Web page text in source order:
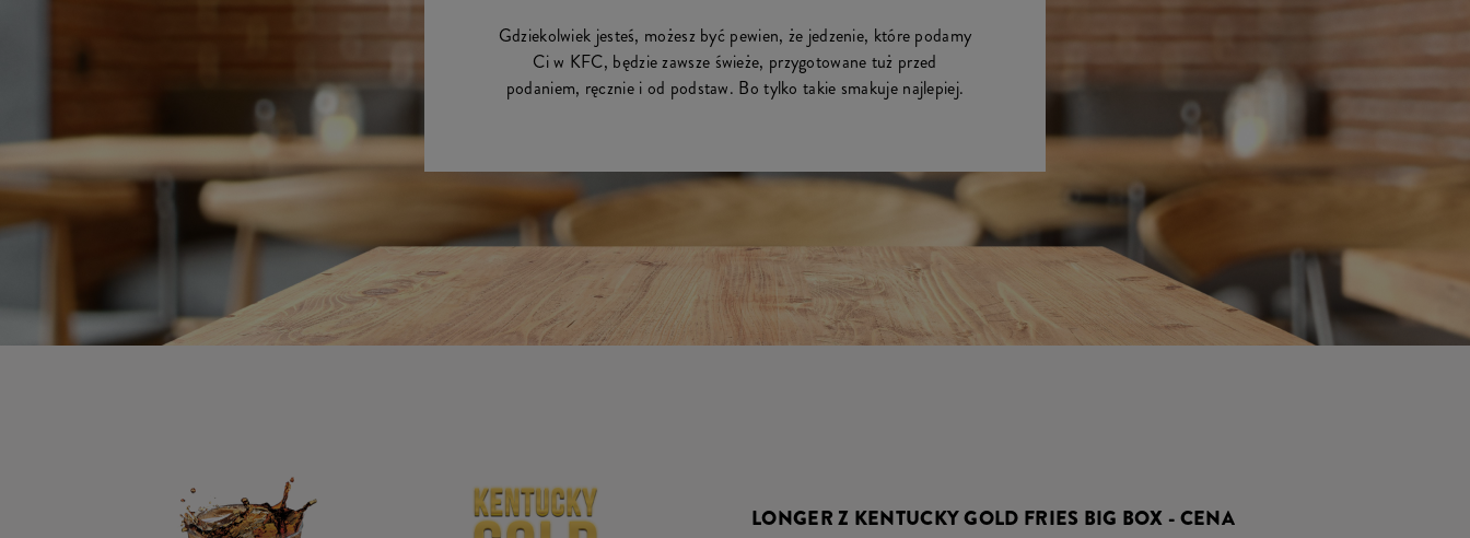
Gdziekolwiek jesteś, możesz być pewien, że jedzenie, które podamy
Ci w KFC, będzie zawsze świeże, przygotowane tuż przed
podaniem, ręcznie i od podstaw. Bo tylko takie smakuje najlepiej.
LONGER Z KENTUCKY GOLD FRIES BIG BOX - CENA